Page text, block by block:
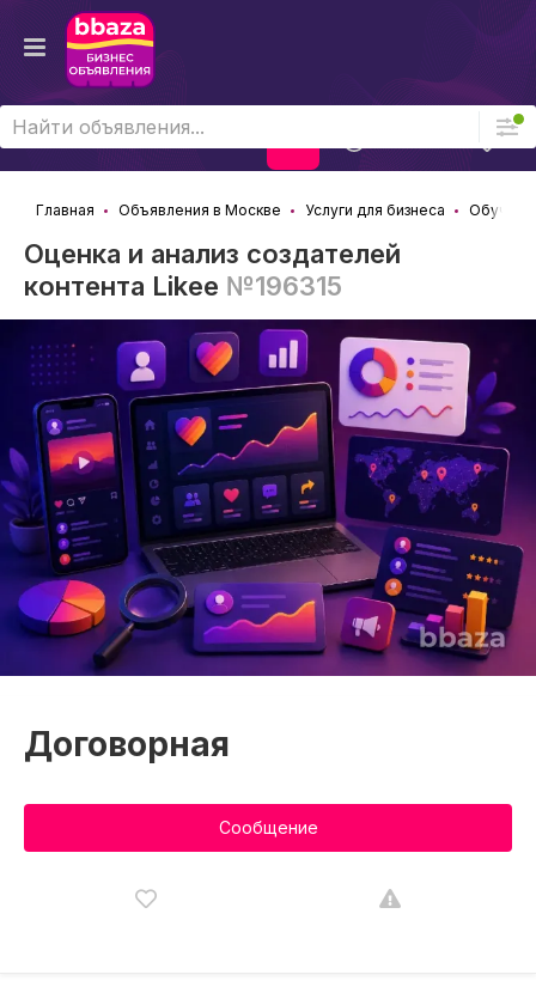
Главная Объявления в Москве Услуги для бизнеса
Оценка и анализ создателей
контента Likee №196315
Договорная
Сообщение